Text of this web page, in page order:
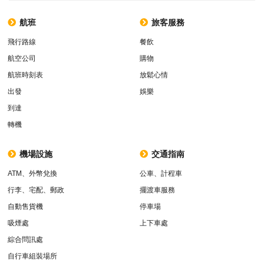
航班
飛行路線
航空公司
航班時刻表
出發
到達
轉機
旅客服務
餐飲
購物
放鬆心情
娛樂
機場設施
ATM、外幣兌換
行李、宅配、郵政
自動售貨機
吸煙處
綜合問訊處
自行車組裝場所
交通指南
公車、計程車
擺渡車服務
停車場
上下車處